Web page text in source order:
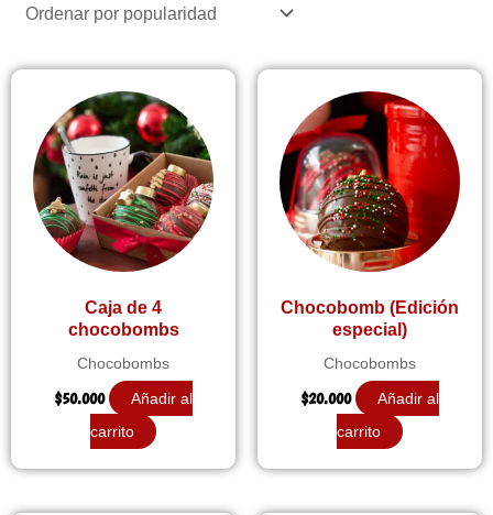
popularidad
Caja de 4
chocobombs
Chocobombs
$50.000
Añadir al
carrito
Chocobomb (Edición
especial)
Chocobombs
$20.000
Añadir al
carrito